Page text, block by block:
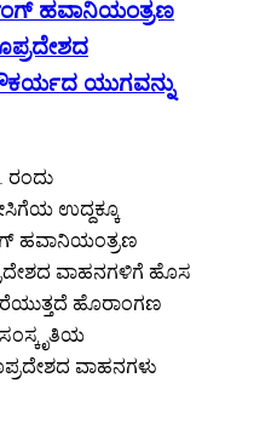
ಹವಾನಿಯಂತ್ರಣ
ಯುಗವನ್ನು
ರಂದು
ಉದ್ದಕ್ಕೂ
ಹವಾನಿಯಂತ್ರಣ
ವಾಹನಗಳಿಗೆ ಹೊಸ
ಹೊರಾಂಗಣ
ಸಂಸ್ಕೃತಿಯ
ವಾಹನಗಳು